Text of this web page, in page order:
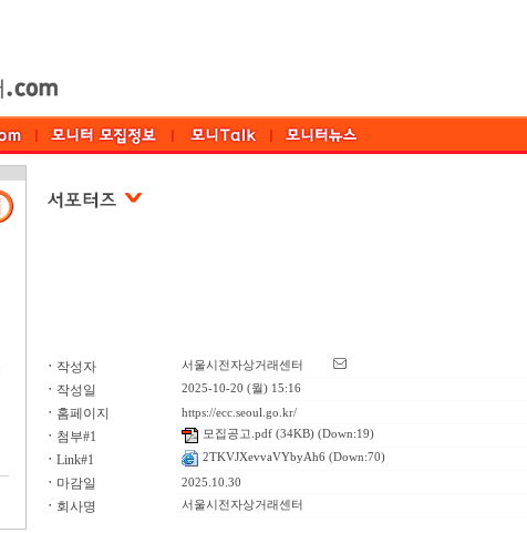
ㆍ 작성자 서울시전자상거래센터
ㆍ 작성일 2025-10-20 (월) 15:16
ㆍ 홈페이지 https://ecc.seoul.go.kr/
ㆍ 첨부#1 모집공고.pdf (34KB) (Down:19)
ㆍ Link#1 2TKVJXevvaVYbyAh6 (Down:70)
ㆍ 마감일 2025.10.30
ㆍ 회사명 서울시전자상거래센터